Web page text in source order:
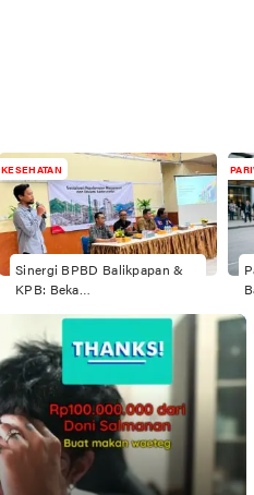
KESEHATAN
Sinergi BPBD Balikpapan &
KPB: Beka…